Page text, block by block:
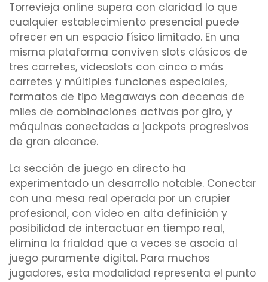
Torrevieja online supera con claridad lo que
cualquier establecimiento presencial puede
ofrecer en un espacio físico limitado. En una
misma plataforma conviven slots clásicos de
tres carretes, videoslots con cinco o más
carretes y múltiples funciones especiales,
formatos de tipo Megaways con decenas de
miles de combinaciones activas por giro, y
máquinas conectadas a jackpots progresivos
de gran alcance.
La sección de juego en directo ha
experimentado un desarrollo notable. Conectar
con una mesa real operada por un crupier
profesional, con vídeo en alta definición y
posibilidad de interactuar en tiempo real,
elimina la frialdad que a veces se asocia al
juego puramente digital. Para muchos
jugadores, esta modalidad representa el punto